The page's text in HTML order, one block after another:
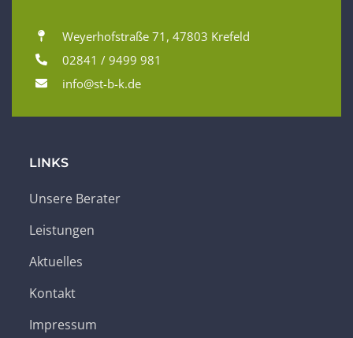
Weyerhofstraße 71, 47803 Krefeld
02841 / 9499 981
info@st-b-k.de
LINKS
Unsere Berater
Leistungen
Aktuelles
Kontakt
Impressum